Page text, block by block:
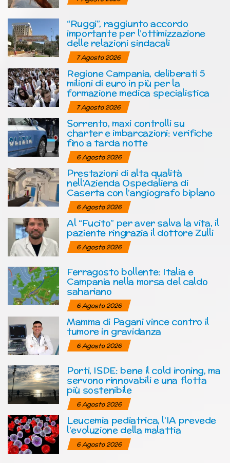
“Ruggi”, raggiunto accordo
importante per l’ottimizzazione
delle relazioni sindacali
7 Agosto 2026
Regione Campania, deliberati 5
milioni di euro in più per la
formazione medica specialistica
7 Agosto 2026
Sorrento, maxi controlli su
charter e imbarcazioni: verifiche
fino a tarda notte
6 Agosto 2026
Prestazioni di alta qualità
nell’Azienda Ospedaliera di
Caserta con l’angiografo biplano
6 Agosto 2026
Al “Fucito” per aver salva la vita, il
paziente ringrazia il dottore Zulli
6 Agosto 2026
Ferragosto bollente: Italia e
Campania nella morsa del caldo
sahariano
6 Agosto 2026
Mamma di Pagani vince contro il
tumore in gravidanza
6 Agosto 2026
Porti, ISDE: bene il cold ironing, ma
servono rinnovabili e una flotta
più sostenibile
6 Agosto 2026
Leucemia pediatrica, l’IA prevede
l’evoluzione della malattia
6 Agosto 2026